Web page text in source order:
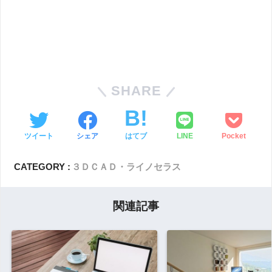
SHARE
ツイート シェア はてブ LINE Pocket
CATEGORY : ３ＤＣＡＤ・ライノセラス
関連記事